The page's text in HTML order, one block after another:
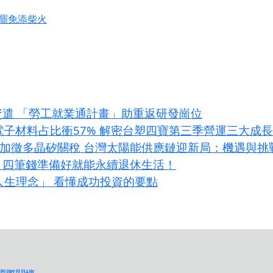
免添柴火
「勞工就業通計畫」助重返研發崗位
材料占比衝57% 解密台塑四寶第三季營運三大成
徵多晶矽關稅 台灣太陽能供應鏈迎新局：機遇與挑
筆錢準備好就能永續退休生活！
理念」 看懂成功投資的要點